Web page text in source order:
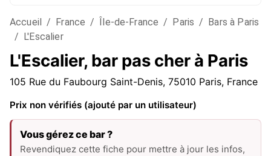
Accueil / France / Île-de-France / Paris / Bars à Paris
/ L'Escalier
L'Escalier, bar pas cher à Paris
105 Rue du Faubourg Saint-Denis, 75010 Paris, France
Prix non vérifiés (ajouté par un utilisateur)
Vous gérez ce bar ?
Revendiquez cette fiche pour mettre à jour les infos,